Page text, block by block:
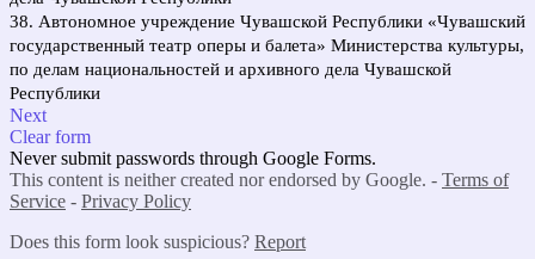
38. Автономное учреждение Чувашской Республики «Чувашский
государственный театр оперы и балета» Министерства культуры,
по делам национальностей и архивного дела Чувашской
Республики
Next
Clear form
Never submit passwords through Google Forms.
This content is neither created nor endorsed by Google. - Terms of
Service - Privacy Policy
Does this form look suspicious? Report